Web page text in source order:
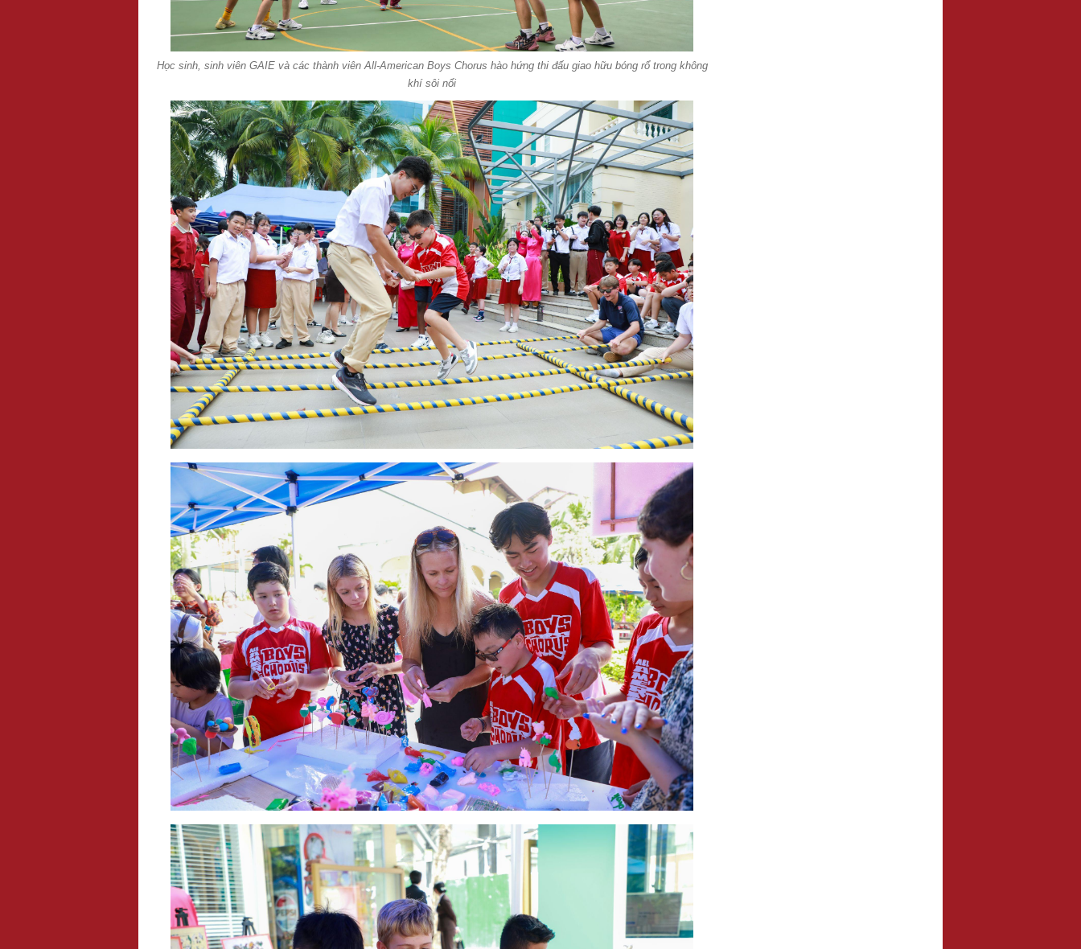
Học sinh, sinh viên GAIE và các thành viên All-American Boys Chorus hào hứng thi đấu giao hữu bóng rổ trong không
khí sôi nổi